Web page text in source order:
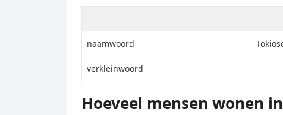
naamwoord
verkleinwoord
Hoeveel mensen wonen